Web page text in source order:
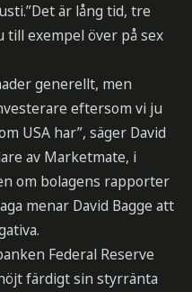
är lång tid, tre
till exempel över på sex
generellt, men
eftersom vi ju
USA har”, säger David
av Marketmate, i
om bolagens rapporter
menar David Bagge att
Federal Reserve
färdigt sin styrränta